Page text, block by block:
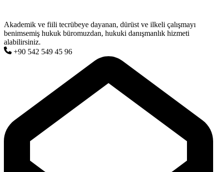
Akademik ve fiili tecrübeye dayanan, dürüst ve ilkeli çalışmayı
benimsemiş hukuk büromuzdan, hukuki danışmanlık hizmeti
alabilirsiniz.
+90 542 549 45 96